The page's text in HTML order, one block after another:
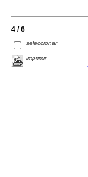
4 / 6
seleccionar
imprimir